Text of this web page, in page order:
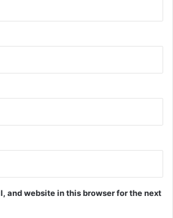
and website in this browser for the next